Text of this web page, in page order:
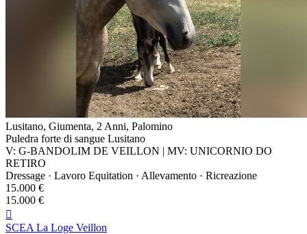
Lusitano, Giumenta, 2 Anni, Palomino
Puledra forte di sangue Lusitano
V: G-BANDOLIM DE VEILLON | MV: UNICORNIO DO
RETIRO
Dressage · Lavoro Equitation · Allevamento · Ricreazione
15.000 €
15.000 €

SCEA La Loge Veillon